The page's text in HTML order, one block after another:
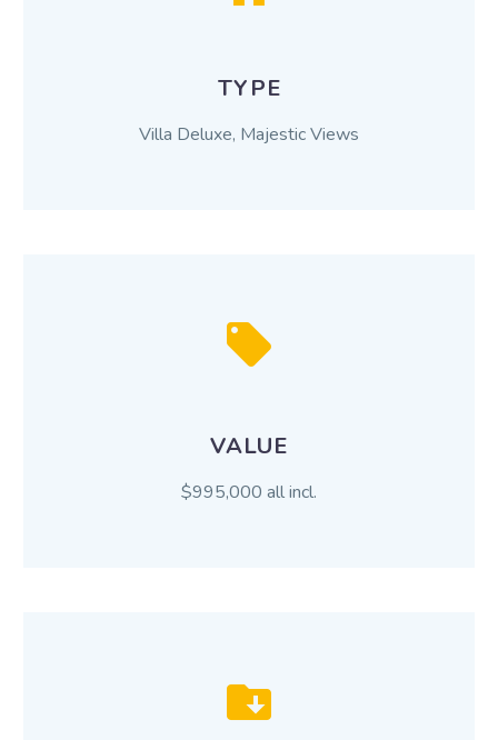
TYPE
Villa Deluxe, Majestic Views
VALUE
$995,000 all incl.